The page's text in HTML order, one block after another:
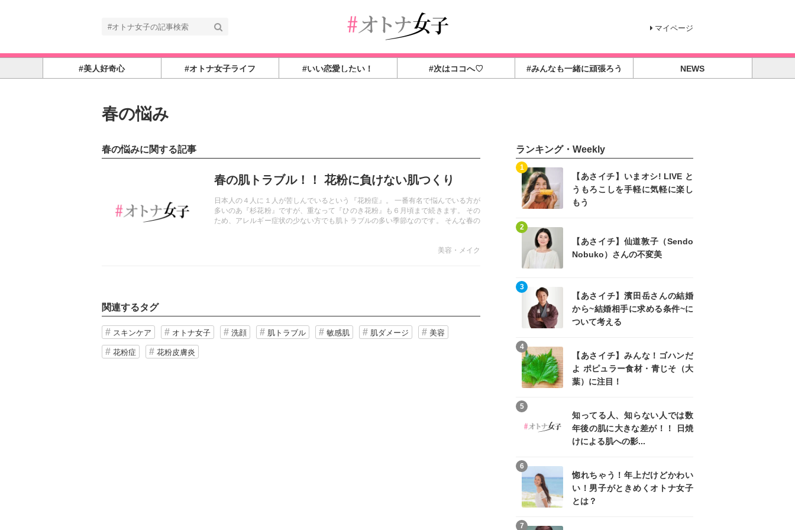
マイページ
#美人好奇心 #オトナ女子ライフ #いい恋愛したい！ #次はココへ♡ #みんなも一緒に頑張ろう NEWS
春の悩み
春の悩みに関する記事
春の肌トラブル！！ 花粉に負けない肌つくり
日本人の４人に１人が苦しんでいるという『花粉症』。 一番有名で悩んでいる方が
多いのあ『杉花粉』ですが、重なって『ひのき花粉』も６月頃まで続きます。 その
ため、アレルギー症状の少ない方でも肌トラブルの多い季節なのです。 そんな春の
美容・メイク
関連するタグ
スキンケア オトナ女子 洗顔 肌トラブル 敏感肌 肌ダメージ 美容
花粉症 花粉皮膚炎
ランキング・Weekly
【あさイチ】いまオシ! LIVE と
うもろこしを手軽に気軽に楽し
もう
1
【あさイチ】仙道敦子（Sendo
Nobuko）さんの不変美
2
【あさイチ】濱田岳さんの結婚
から~結婚相手に求める条件~に
ついて考える
3
【あさイチ】みんな！ゴハンだ
よ ポピュラー食材・青じそ（大
葉）に注目！
4
知ってる人、知らない人では数
年後の肌に大きな差が！！ 日焼
けによる肌への影...
5
惚れちゃう！年上だけどかわい
い！男子がときめくオトナ女子
とは？
6
7